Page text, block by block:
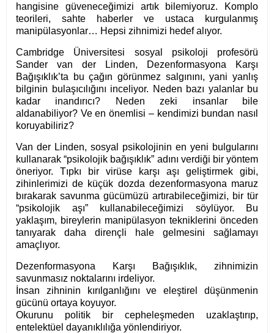
hangisine güveneceğimizi artık bilemiyoruz. Komplo
teorileri, sahte haberler ve ustaca kurgulanmış
manipülasyonlar… Hepsi zihnimizi hedef alıyor.
Cambridge Üniversitesi sosyal psikoloji profesörü
Sander van der Linden, Dezenformasyona Karşı
Bağışıklık’ta bu çağın görünmez salgınını, yani yanlış
bilginin bulaşıcılığını inceliyor. Neden bazı yalanlar bu
kadar inandırıcı? Neden zeki insanlar bile
aldanabiliyor? Ve en önemlisi – kendimizi bundan nasıl
koruyabiliriz?
Van der Linden, sosyal psikolojinin en yeni bulgularını
kullanarak “psikolojik bağışıklık” adını verdiği bir yöntem
öneriyor. Tıpkı bir virüse karşı aşı geliştirmek gibi,
zihinlerimizi de küçük dozda dezenformasyona maruz
bırakarak savunma gücümüzü artırabileceğimizi, bir tür
“psikolojik aşı” kullanabileceğimizi söylüyor. Bu
yaklaşım, bireylerin manipülasyon tekniklerini önceden
tanıyarak daha dirençli hale gelmesini sağlamayı
amaçlıyor.
Dezenformasyona Karşı Bağışıklık, zihnimizin
savunmasız noktalarını irdeliyor.
İnsan zihninin kırılganlığını ve eleştirel düşünmenin
gücünü ortaya koyuyor.
Okurunu politik bir cepheleşmeden uzaklaştırıp,
entelektüel dayanıklılığa yönlendiriyor.